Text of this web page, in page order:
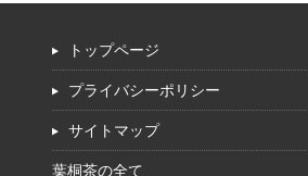
トップページ
プライバシーポリシー
サイトマップ
葉桐茶の全て